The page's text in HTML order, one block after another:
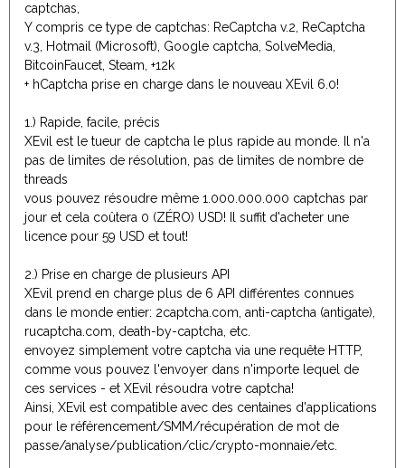
captchas,
Y compris ce type de captchas: ReCaptcha v.2, ReCaptcha
v.3, Hotmail (Microsoft), Google captcha, SolveMedia,
BitcoinFaucet, Steam, +12k
+ hCaptcha prise en charge dans le nouveau XEvil 6.0!
1.) Rapide, facile, précis
XEvil est le tueur de captcha le plus rapide au monde. Il n'a
pas de limites de résolution, pas de limites de nombre de
threads
vous pouvez résoudre même 1.000.000.000 captchas par
jour et cela coûtera 0 (ZÉRO) USD! Il suffit d'acheter une
licence pour 59 USD et tout!
2.) Prise en charge de plusieurs API
XEvil prend en charge plus de 6 API différentes connues
dans le monde entier: 2captcha.com, anti-captcha (antigate),
rucaptcha.com, death-by-captcha, etc.
envoyez simplement votre captcha via une requête HTTP,
comme vous pouvez l'envoyer dans n'importe lequel de
ces services - et XEvil résoudra votre captcha!
Ainsi, XEvil est compatible avec des centaines d'applications
pour le référencement/SMM/récupération de mot de
passe/analyse/publication/clic/crypto-monnaie/etc.